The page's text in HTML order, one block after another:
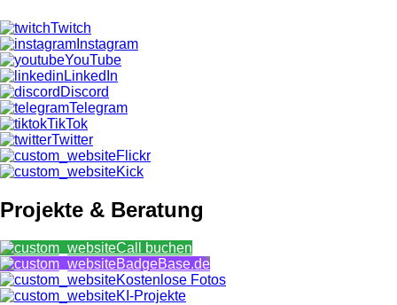
Twitch
Instagram
YouTube
LinkedIn
Discord
Telegram
TikTok
Twitter
Flickr
Kick
Projekte & Beratung
Call buchen
BadgeBase.de
Kostenlose Fotos
KI-Projekte